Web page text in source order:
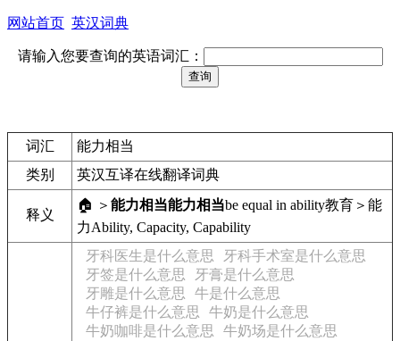
网站首页 英汉词典
请输入您要查询的英语词汇：
词汇
能力相当
类别
英汉互译在线翻译词典
释义
🏠 ＞ 能力相当能力相当be equal in ability教育＞能
力Ability, Capacity, Capability
牙科医生是什么意思
牙科手术室是什么意思
牙签是什么意思
牙膏是什么意思
牙雕是什么意思
牛是什么意思
牛仔裤是什么意思
牛奶是什么意思
牛奶咖啡是什么意思
牛奶场是什么意思